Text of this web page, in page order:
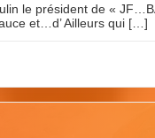
le président de «
et…d’ Ailleurs qui […]